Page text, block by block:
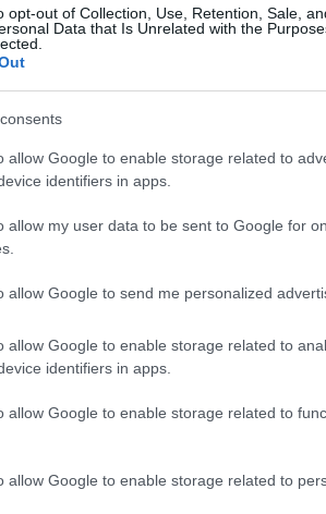
opt-out of Collection, Use, Retention, Sale,
Data that Is Unrelated with the
allow Google to enable storage related to
identifiers in apps.
allow my user data to be sent to Google for
allow Google to send me personalized
allow Google to enable storage related to
identifiers in apps.
allow Google to enable storage related to
allow Google to enable storage related to
a moziba szánt előzetesektől volt zajos az
otthonunkba is megérkezik a Sötét Lovag
Felemelkedés Blu-ray -
harminc perc
hogy a Blu-Rayen olyan jelenetek is lesznek,
benne, és amelyek Bane körül forognak, és
jut. Izgalmas harminc percről van szó.
Ligájában már a rebootolt
széria egy mérföldkövét jelentette és
"A sötét lovag: